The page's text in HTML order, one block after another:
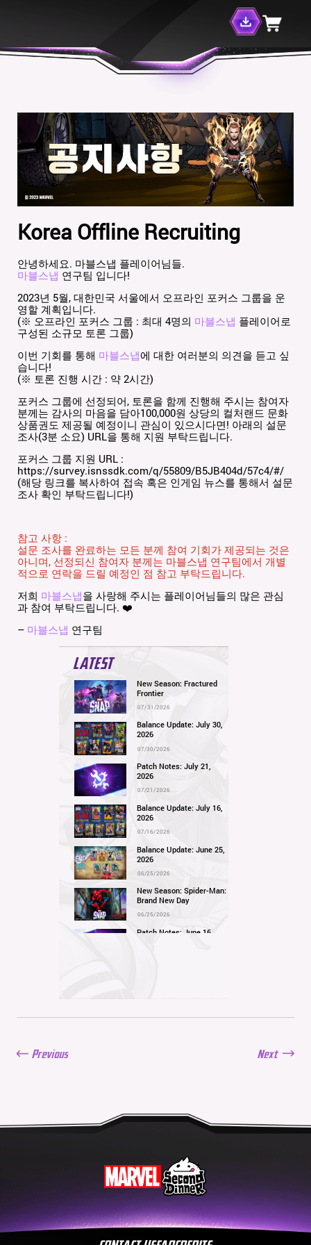
Korea Offline Recruiting
안녕하세요. 마블스냅 플레이어님들.
마블스냅 연구팀 입니다!
2023년 5월, 대한민국 서울에서 오프라인 포커스 그룹을 운
영할 계획입니다.
(※ 오프라인 포커스 그룹 : 최대 4명의 마블스냅 플레이어로
구성된 소규모 토론 그룹)
이번 기회를 통해 마블스냅에 대한 여러분의 의견을 듣고 싶
습니다!
(※ 토론 진행 시간 : 약 2시간)
포커스 그룹에 선정되어, 토론을 함께 진행해 주시는 참여자
분께는 감사의 마음을 담아100,000원 상당의 컬처랜드 문화
상품권도 제공될 예정이니 관심이 있으시다면! 아래의 설문
조사(3분 소요) URL을 통해 지원 부탁드립니다.
포커스 그룹 지원 URL :
https://survey.isnssdk.com/q/55809/B5JB404d/57c4/#/
(해당 링크를 복사하여 접속 혹은 인게임 뉴스를 통해서 설문
조사 확인 부탁드립니다!)
참고 사항 :
설문 조사를 완료하는 모든 분께 참여 기회가 제공되는 것은
아니며, 선정되신 참여자 분께는 마블스냅 연구팀에서 개별
적으로 연락을 드릴 예정인 점 참고 부탁드립니다.
저희 마블스냅을 사랑해 주시는 플레이어님들의 많은 관심
과 참여 부탁드립니다. ❤️
– 마블스냅 연구팀
LATEST
New Season: Fractured
Frontier
07/31/2026
Balance Update: July 30,
2026
07/30/2026
Patch Notes: July 21,
2026
07/21/2026
Balance Update: July 16,
2026
07/16/2026
Balance Update: June 25,
2026
06/25/2026
New Season: Spider-Man:
Brand New Day
06/25/2026
Patch Notes: June 16,
New Season: Marvel
Previous Next